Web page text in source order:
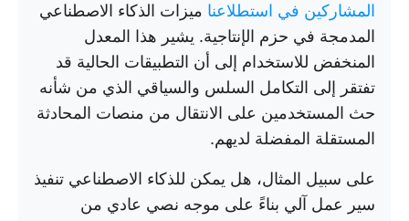
المشاركين في استطلاعنا ميزات الذكاء الاصطناعي
المدمجة في حزم الإنتاجية. يشير هذا المعدل
المنخفض للاستخدام إلى أن التطبيقات الحالية قد
تفتقر إلى التكامل السلس والسياقي الذي من شأنه
حث المستخدمين على الانتقال من منصات المحادثة
المستقلة المفضلة لديهم.
على سبيل المثال، هل يمكن للذكاء الاصطناعي تنفيذ
سير عمل آلي بناءً على موجه نصي عادي من